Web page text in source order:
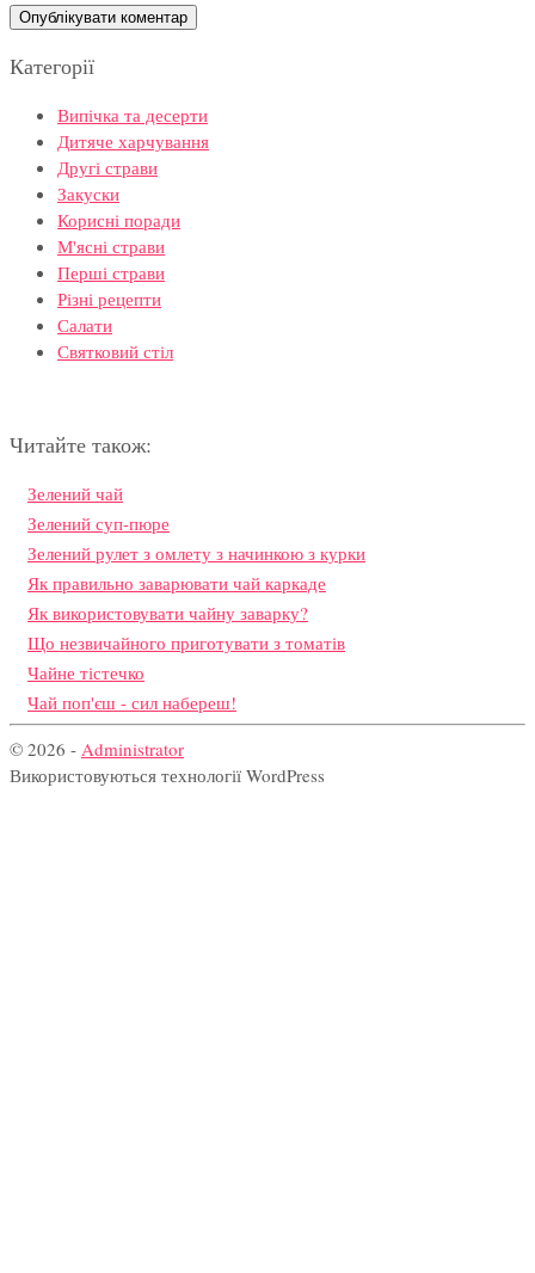
Категорії
Випічка та десерти
Дитяче харчування
Другі страви
Закуски
Корисні поради
М'ясні страви
Перші страви
Різні рецепти
Салати
Святковий стіл
Читайте також:
Зелений чай
Зелений суп-пюре
Зелений рулет з омлету з начинкою з курки
Як правильно заварювати чай каркаде
Як використовувати чайну заварку?
Що незвичайного приготувати з томатів
Чайне тістечко
Чай поп'єш - сил набереш!
© 2026 - Administrator
Використовуються технології WordPress